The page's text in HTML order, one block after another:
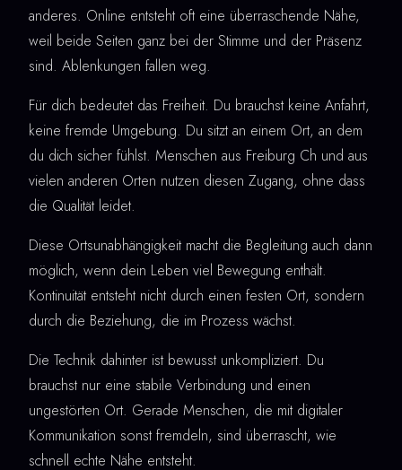
anderes. Online entsteht oft eine überraschende Nähe,
weil beide Seiten ganz bei der Stimme und der Präsenz
sind. Ablenkungen fallen weg.
Für dich bedeutet das Freiheit. Du brauchst keine Anfahrt,
keine fremde Umgebung. Du sitzt an einem Ort, an dem
du dich sicher fühlst. Menschen aus Freiburg Ch und aus
vielen anderen Orten nutzen diesen Zugang, ohne dass
die Qualität leidet.
Diese Ortsunabhängigkeit macht die Begleitung auch dann
möglich, wenn dein Leben viel Bewegung enthält.
Kontinuität entsteht nicht durch einen festen Ort, sondern
durch die Beziehung, die im Prozess wächst.
Die Technik dahinter ist bewusst unkompliziert. Du
brauchst nur eine stabile Verbindung und einen
ungestörten Ort. Gerade Menschen, die mit digitaler
Kommunikation sonst fremdeln, sind überrascht, wie
schnell echte Nähe entsteht.